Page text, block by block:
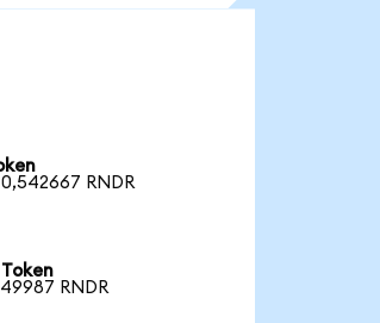
RNDR
RNDR